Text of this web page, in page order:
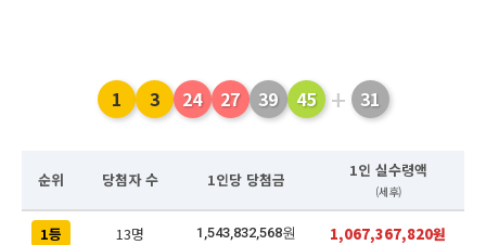
1 3 24 27 39 45 + 31
순위 당첨자 수 1인당 당첨금 1인 실수령액
(세후)
1등 13명 1,543,832,568원 1,067,367,820원